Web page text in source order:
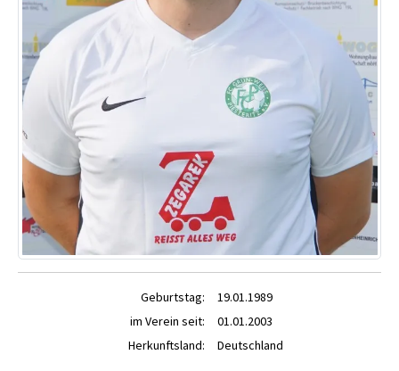
Geburtstag:
19.01.1989
im Verein seit:
01.01.2003
Herkunftsland:
Deutschland